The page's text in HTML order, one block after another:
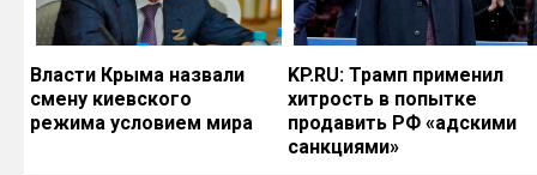
Власти Крыма назвали
смену киевского
режима условием мира
KP.RU: Трамп применил
хитрость в попытке
продавить РФ «адскими
санкциями»